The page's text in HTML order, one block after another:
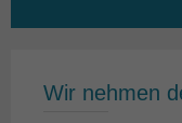
Wir nehmen